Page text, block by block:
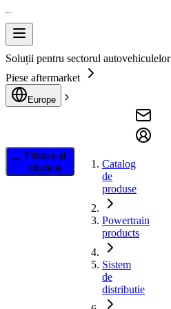
Soluții pentru sectorul autovehiculelor
Piese aftermarket
Europe
Filtrare și
căutare
Catalog
de
produse
Powertrain
products
Sistem
de
distributie